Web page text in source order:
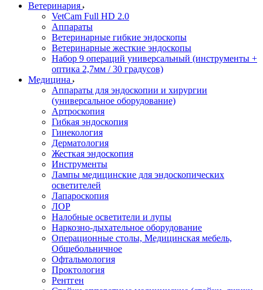
Ветеринария
VetCam Full HD 2.0
Аппараты
Ветеринарные гибкие эндоскопы
Ветеринарные жесткие эндоскопы
Набор 9 операций универсальный (инструменты +
оптика 2,7мм / 30 градусов)
Медицина
Аппараты для эндоскопии и хирургии
(универсальное оборудование)
Артроскопия
Гибкая эндоскопия
Гинекология
Дерматология
Жесткая эндоскопия
Инструменты
Лампы медицинские для эндоскопических
осветителей
Лапароскопия
ЛОР
Налобные осветители и лупы
Наркозно-дыхательное оборудование
Операционные столы, Медицинская мебель,
Общебольничное
Офтальмология
Проктология
Рентген